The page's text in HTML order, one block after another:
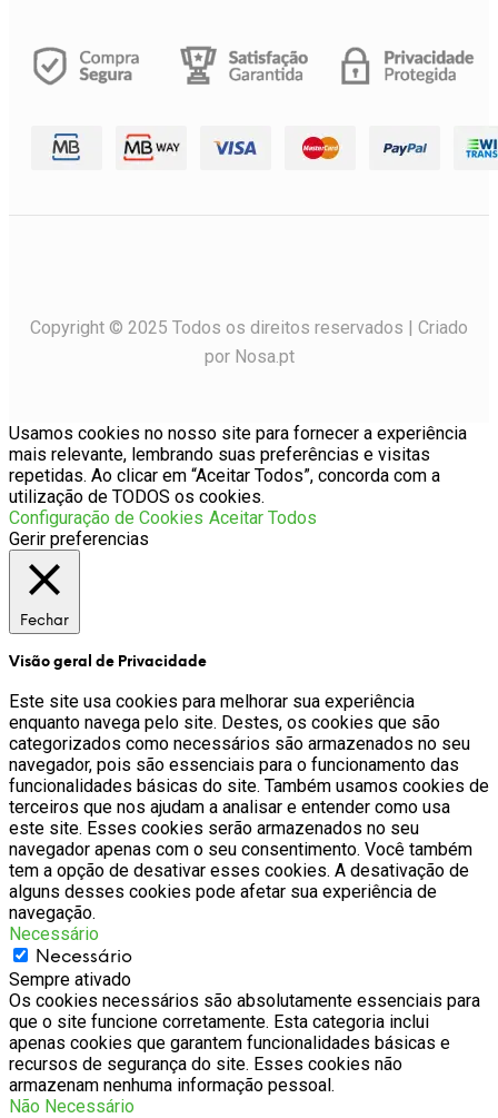
Copyright © 2025 Todos os direitos reservados | Criado
por Nosa.pt
Usamos cookies no nosso site para fornecer a experiência
mais relevante, lembrando suas preferências e visitas
repetidas. Ao clicar em “Aceitar Todos”, concorda com a
utilização de TODOS os cookies.
Configuração de Cookies Aceitar Todos
Gerir preferencias
Fechar
Visão geral de Privacidade
Este site usa cookies para melhorar sua experiência
enquanto navega pelo site. Destes, os cookies que são
categorizados como necessários são armazenados no seu
navegador, pois são essenciais para o funcionamento das
funcionalidades básicas do site. Também usamos cookies de
terceiros que nos ajudam a analisar e entender como usa
este site. Esses cookies serão armazenados no seu
navegador apenas com o seu consentimento. Você também
tem a opção de desativar esses cookies. A desativação de
alguns desses cookies pode afetar sua experiência de
navegação.
Necessário
Necessário
Sempre ativado
Os cookies necessários são absolutamente essenciais para
que o site funcione corretamente. Esta categoria inclui
apenas cookies que garantem funcionalidades básicas e
recursos de segurança do site. Esses cookies não
armazenam nenhuma informação pessoal.
Não Necessário